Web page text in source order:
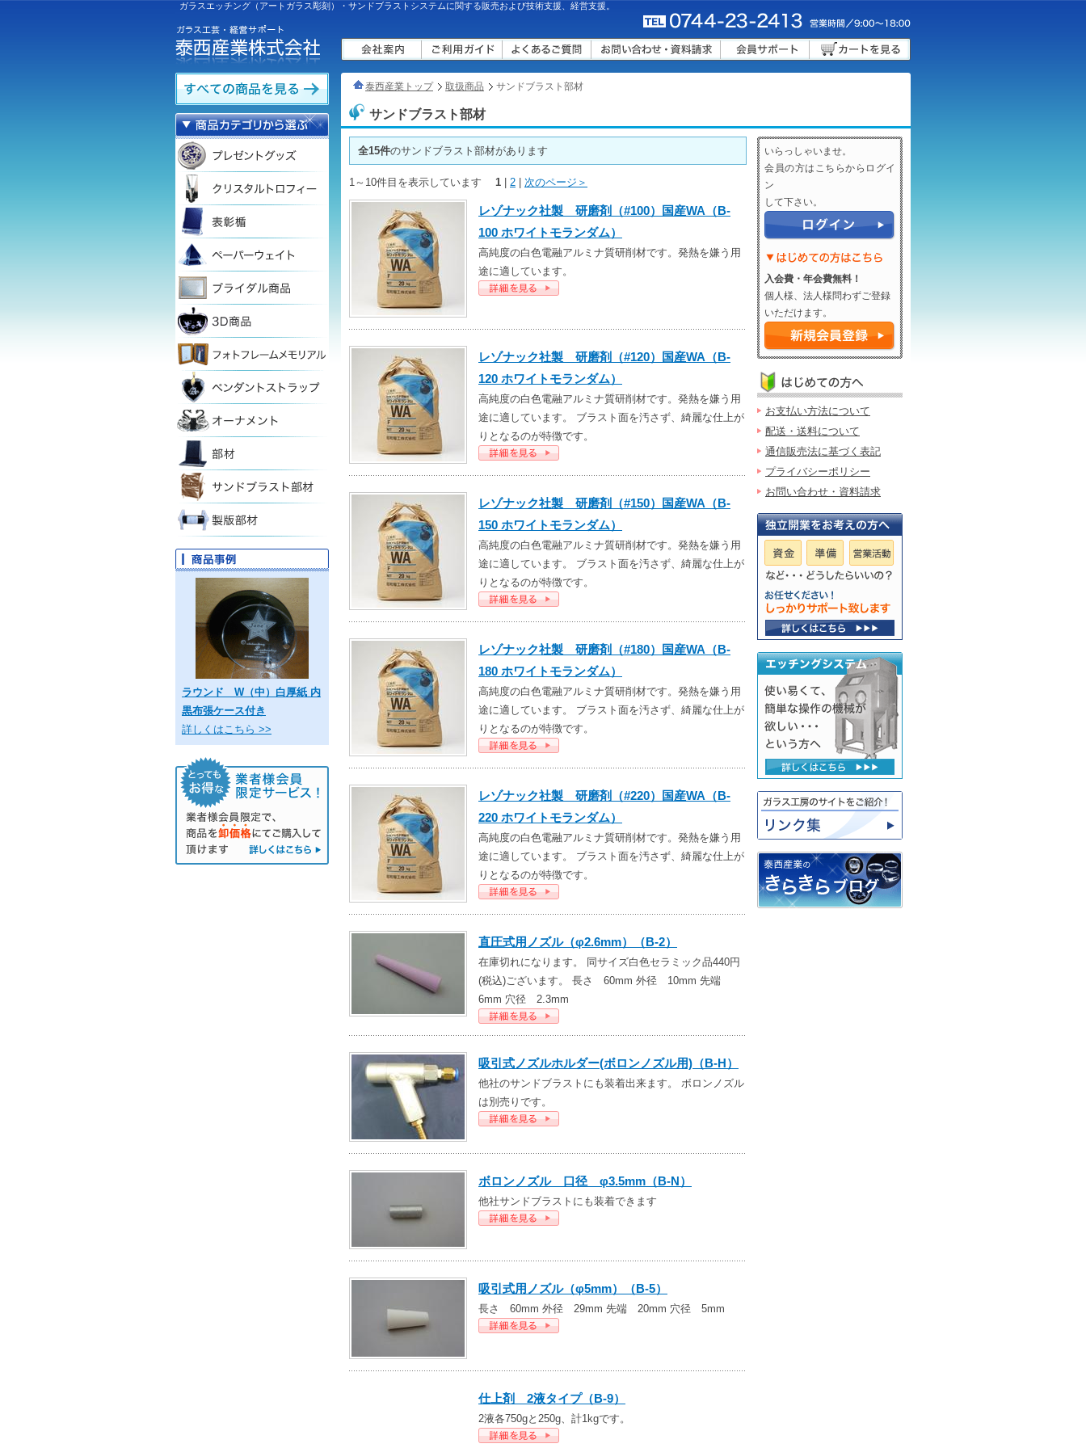
ガラスエッチング（アートガラス彫刻）・サンドブラストシステムに関する販売および技術支援、経営支援。
ラウンド W（中）白厚紙 内
黒布張ケース付き
詳しくはこちら >>
泰西産業トップ 取扱商品 サンドブラスト部材
サンドブラスト部材
全15件のサンドブラスト部材があります
1～10件目を表示しています 1 2 次のページ＞
レゾナック社製 研磨剤（#100）国産WA（B-
100 ホワイトモランダム）
高純度の白色電融アルミナ質研削材です。発熱を嫌う用
途に適しています。
レゾナック社製 研磨剤（#120）国産WA（B-
120 ホワイトモランダム）
高純度の白色電融アルミナ質研削材です。発熱を嫌う用
途に適しています。 ブラスト面を汚さず、綺麗な仕上が
りとなるのが特徴です。
レゾナック社製 研磨剤（#150）国産WA（B-
150 ホワイトモランダム）
高純度の白色電融アルミナ質研削材です。発熱を嫌う用
途に適しています。 ブラスト面を汚さず、綺麗な仕上が
りとなるのが特徴です。
レゾナック社製 研磨剤（#180）国産WA（B-
180 ホワイトモランダム）
高純度の白色電融アルミナ質研削材です。発熱を嫌う用
途に適しています。 ブラスト面を汚さず、綺麗な仕上が
りとなるのが特徴です。
レゾナック社製 研磨剤（#220）国産WA（B-
220 ホワイトモランダム）
高純度の白色電融アルミナ質研削材です。発熱を嫌う用
途に適しています。 ブラスト面を汚さず、綺麗な仕上が
りとなるのが特徴です。
直圧式用ノズル（φ2.6mm）（B-2）
在庫切れになります。 同サイズ白色セラミック品440円
(税込)ございます。 長さ 60mm 外径 10mm 先端
6mm 穴径 2.3mm
吸引式ノズルホルダー(ボロンノズル用)（B-H）
他社のサンドブラストにも装着出来ます。 ボロンノズル
は別売りです。
ボロンノズル 口径 φ3.5mm（B-N）
他社サンドブラストにも装着できます
吸引式用ノズル（φ5mm）（B-5）
長さ 60mm 外径 29mm 先端 20mm 穴径 5mm
仕上剤 2液タイプ（B-9）
2液各750gと250g、計1kgです。
いらっしゃいませ。
会員の方はこちらからログイ
ン
して下さい。
入会費・年会費無料！
個人様、法人様問わずご登録
いただけます。
お支払い方法について
配送・送料について
通信販売法に基づく表記
プライバシーポリシー
お問い合わせ・資料請求